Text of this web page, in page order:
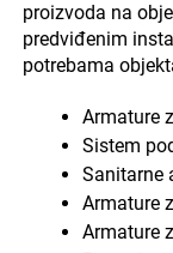
proizvoda na
predviđenim
potrebama
Armature
Sistem
Sanitarne
Armature
Armature